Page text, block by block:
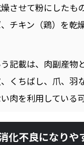
させて粉にしたも
チキン（鶏）を乾
記載は、肉副産物
くちばし、爪、羽
肉を利用している
化不良になりや